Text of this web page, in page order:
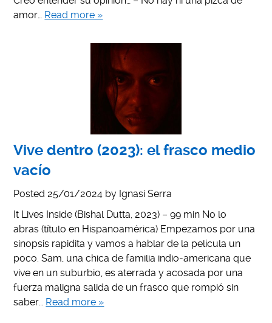
amor… Read more »
Vive dentro (2023): el frasco medio
vacío
Posted 25/01/2024 by Ignasi Serra
It Lives Inside (Bishal Dutta, 2023) – 99 min No lo
abras (título en Hispanoamérica) Empezamos por una
sinopsis rapidita y vamos a hablar de la película un
poco. Sam, una chica de familia indio-americana que
vive en un suburbio, es aterrada y acosada por una
fuerza maligna salida de un frasco que rompió sin
saber… Read more »